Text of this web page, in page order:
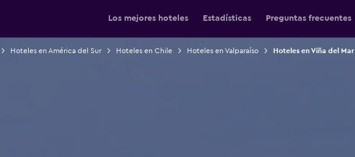
Los mejores hoteles Estadísticas Preguntas frecuentes
Hoteles en América del Sur Hoteles en Chile Hoteles en Valparaíso Hoteles en Viña del Mar